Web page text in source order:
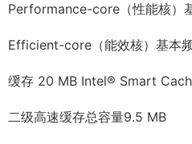
Performance-core（性能核）
Efficient-core（能效核）基本
缓存 20 MB Intel® Smart
二级高速缓存总容量9.5 MB